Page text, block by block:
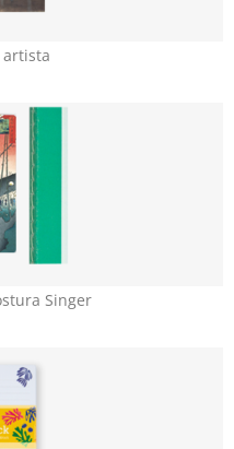
Singer